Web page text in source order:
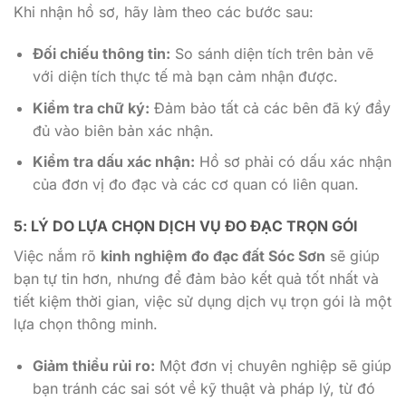
Khi nhận hồ sơ, hãy làm theo các bước sau:
Đối chiếu thông tin: So sánh diện tích trên bản vẽ
với diện tích thực tế mà bạn cảm nhận được.
Kiểm tra chữ ký: Đảm bảo tất cả các bên đã ký đầy
đủ vào biên bản xác nhận.
Kiểm tra dấu xác nhận: Hồ sơ phải có dấu xác nhận
của đơn vị đo đạc và các cơ quan có liên quan.
5: LÝ DO LỰA CHỌN DỊCH VỤ ĐO ĐẠC TRỌN GÓI
Việc nắm rõ kinh nghiệm đo đạc đất Sóc Sơn sẽ giúp
bạn tự tin hơn, nhưng để đảm bảo kết quả tốt nhất và
tiết kiệm thời gian, việc sử dụng dịch vụ trọn gói là một
lựa chọn thông minh.
Giảm thiểu rủi ro: Một đơn vị chuyên nghiệp sẽ giúp
bạn tránh các sai sót về kỹ thuật và pháp lý, từ đó